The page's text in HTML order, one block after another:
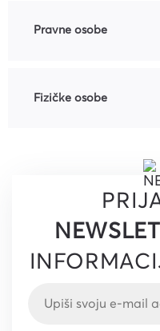
Pravne osobe
Fizičke osobe